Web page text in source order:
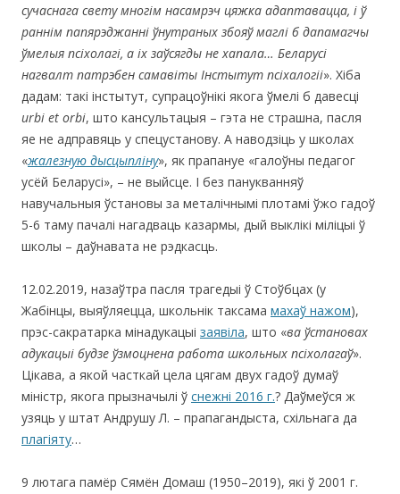
сучаснага свету многім насамрэч цяжка адаптавацца, і ў
раннім папярэджанні ўнутраных збояў маглі б дапамагчы
ўмелыя псіхолагі, а іх заўсягды не хапала… Беларусі
нагвалт патрэбен самавіты Інстытут псіхалогіі». Хіба
дадам: такі інстытут, супрацоўнікі якога ўмелі б давесці
urbi et orbi, што кансультацыя – гэта не страшна, пасля
яе не адправяць у спецустанову. А наводзіць у школах
«жалезную дысцыпліну», як прапануе «галоўны педагог
усёй Беларусі», – не выйсце. І без панукванняў
навучальныя ўстановы за металічнымі плотамі ўжо гадоў
5-6 таму пачалі нагадваць казармы, дый выклікі міліцыі ў
школы – даўнавата не рэдкасць.
12.02.2019, назаўтра пасля трагедыі ў Стоўбцах (у
Жабінцы, выяўляецца, школьнік таксама махаў нажом),
прэс-сакратарка мінадукацыі заявіла, што «ва ўстановах
адукацыі будзе ўзмоцнена работа школьных псіхолагаў».
Цікава, а якой часткай цела цягам двух гадоў думаў
міністр, якога прызначылі ў снежні 2016 г.? Даўмеўся ж
узяць у штат Андрушу Л. – прапагандыста, схільнага да
плагіяту…
9 лютага памёр Сямён Домаш (1950–2019), які ў 2001 г.